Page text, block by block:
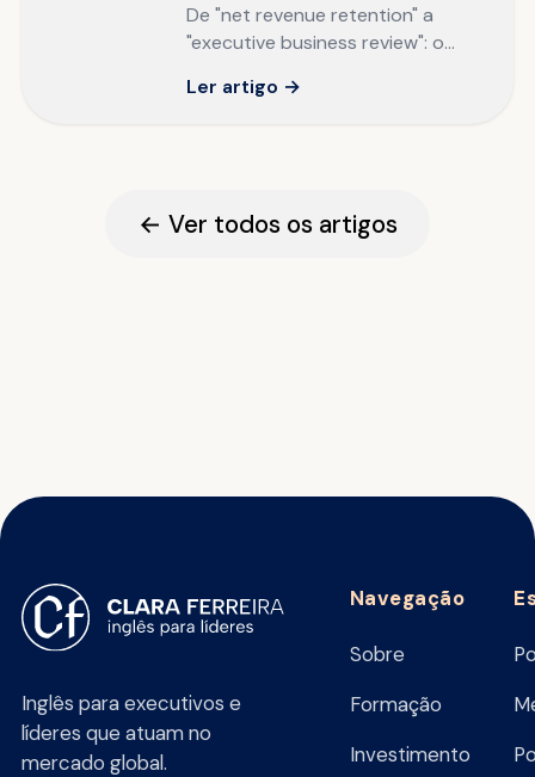
De "net revenue retention" a
"executive business review": o
profissionais de CS que operam
Ler artigo →
← Ver todos os artigos
Inglês para executivos e
líderes que atuam no
mercado global.
Navegação
Sobre
Formação
Investimento